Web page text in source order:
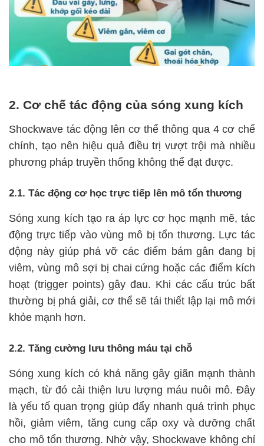
2. Cơ chế tác động của sóng xung kích
Shockwave tác động lên cơ thể thông qua 4 cơ chế
chính, tạo nên hiệu quả điều trị vượt trội mà nhiều
phương pháp truyền thống không thể đạt được.
2.1. Tác động cơ học trực tiếp lên mô tổn thương
Sóng xung kích tạo ra áp lực cơ học mạnh mẽ, tác
động trực tiếp vào vùng mô bị tổn thương. Lực tác
động này giúp phá vỡ các điểm bám gân đang bị
viêm, vùng mô sợi bị chai cứng hoặc các điểm kích
hoạt (trigger points) gây đau. Khi các cấu trúc bất
thường bị phá giải, cơ thể sẽ tái thiết lập lại mô mới
khỏe mạnh hơn.
2.2. Tăng cường lưu thông máu tại chỗ
Sóng xung kích có khả năng gây giãn mạnh thành
mạch, từ đó cải thiện lưu lượng máu nuôi mô. Đây
là yếu tố quan trọng giúp đẩy nhanh quá trình phục
hồi, giảm viêm, tăng cung cấp oxy và dưỡng chất
cho mô tổn thương. Nhờ vậy, Shockwave không chỉ